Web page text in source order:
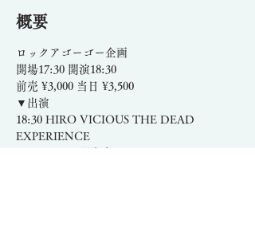
概要
ロックアゴーゴー企画
開場17:30 開演18:30
前売 ¥3,000 当日 ¥3,500
▼出演
18:30 HIRO VICIOUS THE DEAD
EXPERIENCE